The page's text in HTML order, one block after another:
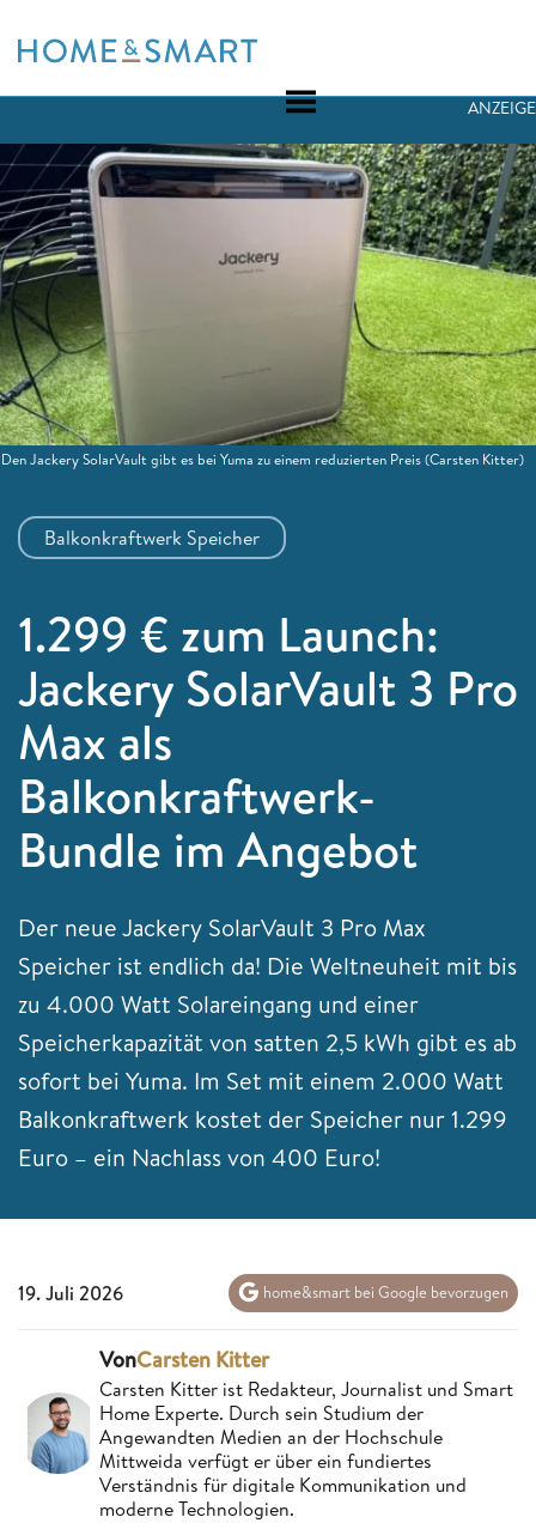
to
Balkonkraftwerk Speicher
ANZEIGE
1.299 € zum Launch:
Jackery SolarVault 3 Pro
Max als
Balkonkraftwerk-
Bundle im Angebot
Der neue Jackery SolarVault 3 Pro Max
Speicher ist endlich da! Die Weltneuheit mit bis
zu 4.000 Watt Solareingang und einer
Speicherkapazität von satten 2,5 kWh gibt es ab
sofort bei Yuma. Im Set mit einem 2.000 Watt
Balkonkraftwerk kostet der Speicher nur 1.299
Euro – ein Nachlass von 400 Euro!
Den Jackery SolarVault gibt es bei Yuma zu einem reduzierten Preis(Carsten Kitter)
19. Juli 2026 home&smart bei Google bevorzugen
VonCarsten Kitter
Carsten Kitter ist Redakteur, Journalist und Smart
Home Experte. Durch sein Studium der
Angewandten Medien an der Hochschule
Mittweida verfügt er über ein fundiertes
Verständnis für digitale Kommunikation und
moderne Technologien.